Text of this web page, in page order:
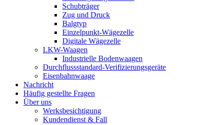
Schubträger
Zug und Druck
Balgtyp
Einzelpunkt-Wägezelle
Digitale Wägezelle
LKW-Waagen
Industrielle Bodenwaagen
Durchflussstandard-Verifizierungsgeräte
Eisenbahnwaage
Nachricht
Häufig gestellte Fragen
Über uns
Werksbesichtigung
Kundendienst & Fall